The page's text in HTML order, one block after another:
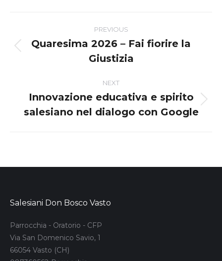
navigation
PREVIOUS
post:
Quaresima 2026 – Fai fiorire la
Giustizia
NEXT
post:
Innovazione educativa e spirito
salesiano nel dialogo con Google
Salesiani Don Bosco Vasto
Parrocchia - Oratorio - CFP
Via San Domenico Savio, 1
66054 Vasto (CH)